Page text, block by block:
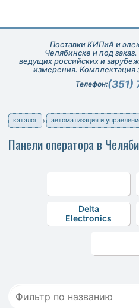
Поставки КИПиА и
Челябинске и под
ведущих российских и
измерения. Комплектация
техническая
Телефон:(351)
каталог автоматизация и
Панели оператора в
Delta
Electronics